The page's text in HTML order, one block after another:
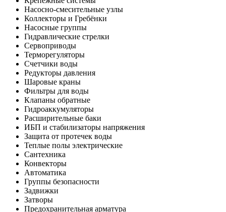
Насосно-смесительные узлы
Коллекторы и Гребёнки
Насосные группы
Гидравлические стрелки
Сервоприводы
Терморегуляторы
Счетчики воды
Редукторы давления
Шаровые краны
Фильтры для воды
Клапаны обратные
Гидроаккумуляторы
Расширительные баки
ИБП и стабилизаторы напряжения
Защита от протечек воды
Теплые полы электрические
Сантехника
Конвекторы
Автоматика
Группы безопасности
Задвижки
Затворы
Предохранительная арматура